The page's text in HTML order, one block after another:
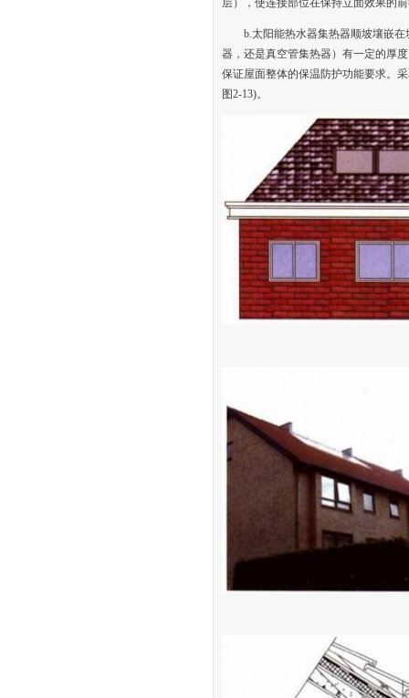
层），使连接部位在保持立面效果的
b.太阳能热水器集热器顺坡壤嵌
器，还是真空管集热器）有一定的厚
保证屋面整体的保温防护功能要求。
图2-13)。